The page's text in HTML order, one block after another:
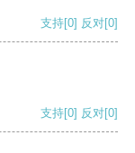
支持[0] 反对[0]
支持[0] 反对[0]